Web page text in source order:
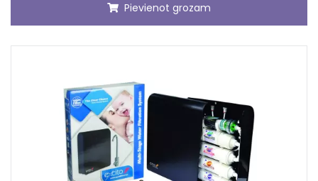
Pievienot grozam